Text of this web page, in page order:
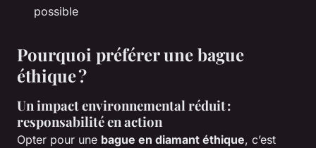
possible
Pourquoi préférer une bague
éthique ?
Un impact environnemental réduit :
responsabilité en action
Opter pour une bague en diamant éthique, c’est